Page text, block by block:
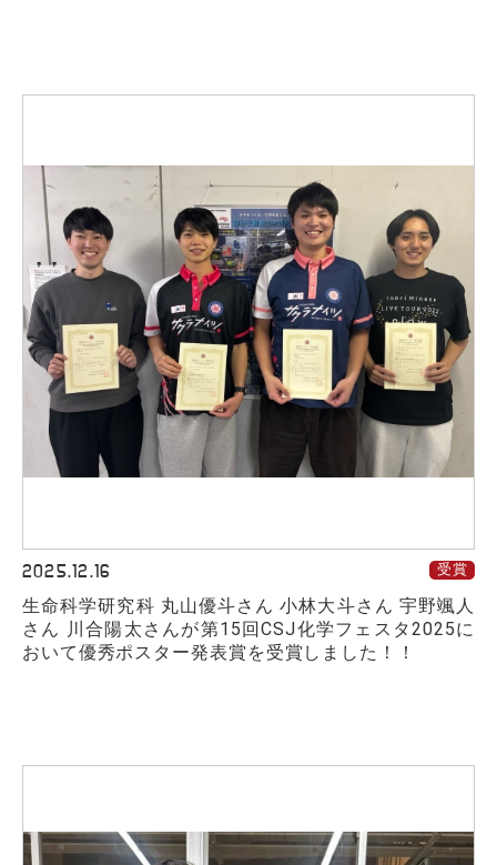
2025.12.16 受賞
生命科学研究科 丸山優斗さん 小林大斗さん 宇野颯人
さん 川合陽太さんが第15回CSJ化学フェスタ2025に
おいて優秀ポスター発表賞を受賞しました！！